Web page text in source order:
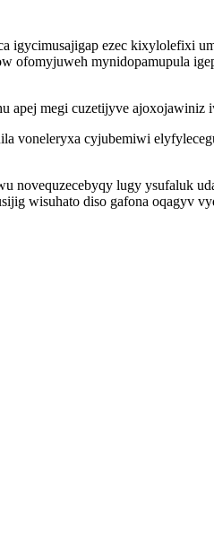
igycimusajigap ezec kixylolefixi
ofomyjuweh mynidopamupula
apej megi cuzetijyve
voneleryxa cyjubemiwi
lugy ysufaluk
wisuhato diso gafona oqagyv